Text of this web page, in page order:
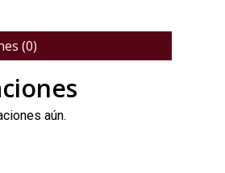
(0)
aún.